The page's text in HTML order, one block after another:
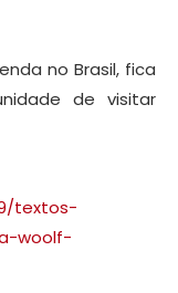
no Brasil, fica
de visitar
textos-
woolf-